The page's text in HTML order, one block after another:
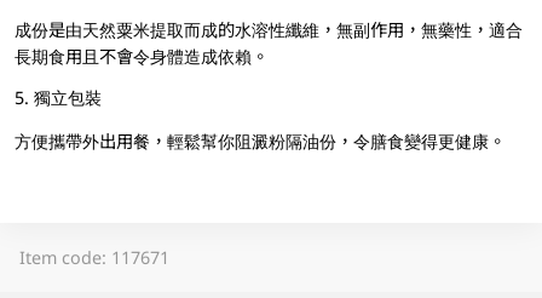
成份是由天然粟米提取而成的水溶性纖維，無副作用，無藥性，適合
長期食用且不會令身體造成依賴。
5. 獨立包裝
方便攜帶外出用餐，輕鬆幫你阻澱粉隔油份，令膳食變得更健康。
Item code: 117671